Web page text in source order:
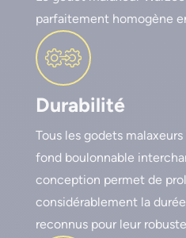
parfaitement homogène
Durabilité
Tous les godets
fond boulonnable
conception permet de
considérablement la
reconnus pour leur